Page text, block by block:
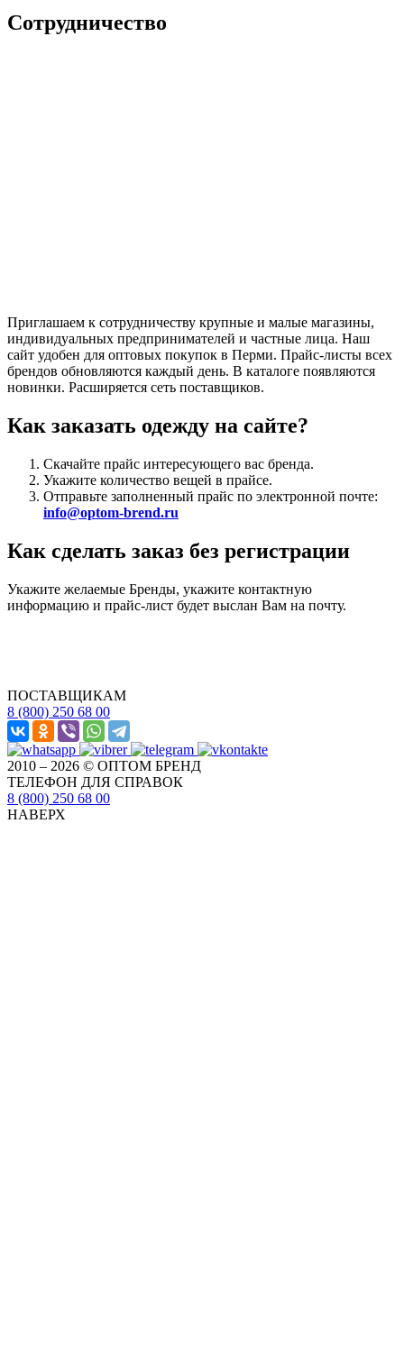
Сотрудничество
Приглашаем к сотрудничеству крупные и малые магазины,
индивидуальных предпринимателей и частные лица. Наш
сайт удобен для оптовых покупок в Перми. Прайс-листы всех
брендов обновляются каждый день. В каталоге появляются
новинки. Расширяется сеть поставщиков.
Как заказать одежду на сайте?
Скачайте прайс интересующего вас бренда.
Укажите количество вещей в прайсе.
Отправьте заполненный прайс по электронной почте:
info@optom-brend.ru
Как сделать заказ без регистрации
Укажите желаемые Бренды, укажите контактную
информацию и прайс-лист будет выслан Вам на почту.
ПОСТАВЩИКАМ
8 (800) 250 68 00
2010 – 2026 © ОПТОМ БРЕНД
ТЕЛЕФОН ДЛЯ СПРАВОК
8 (800) 250 68 00
НАВЕРХ